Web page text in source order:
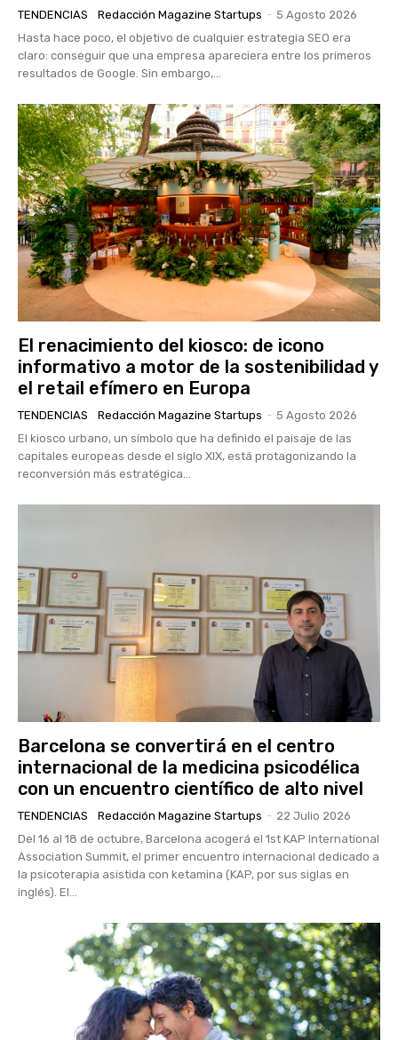
TENDENCIAS Redacción Magazine Startups - 5 Agosto 2026
Hasta hace poco, el objetivo de cualquier estrategia SEO era
claro: conseguir que una empresa apareciera entre los primeros
resultados de Google. Sin embargo,...
El renacimiento del kiosco: de icono
informativo a motor de la sostenibilidad y
el retail efímero en Europa
TENDENCIAS Redacción Magazine Startups - 5 Agosto 2026
El kiosco urbano, un símbolo que ha definido el paisaje de las
capitales europeas desde el siglo XIX, está protagonizando la
reconversión más estratégica...
Barcelona se convertirá en el centro
internacional de la medicina psicodélica
con un encuentro científico de alto nivel
TENDENCIAS Redacción Magazine Startups - 22 Julio 2026
Del 16 al 18 de octubre, Barcelona acogerá el 1st KAP International
Association Summit, el primer encuentro internacional dedicado a
la psicoterapia asistida con ketamina (KAP, por sus siglas en
inglés). El...